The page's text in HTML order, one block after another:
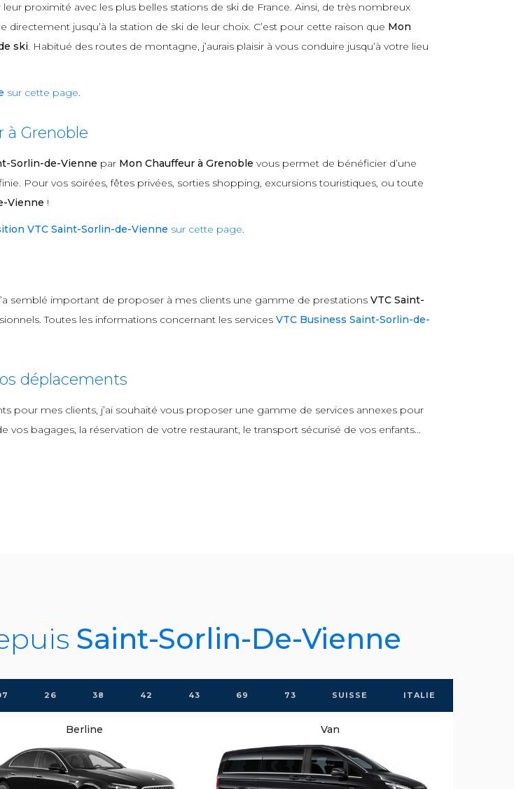
proximité avec les plus belles stations de ski de France. Ainsi, de très nombreux
jusqu’à la station de ski de leur choix. C’est pour cette raison que Mon
ski. Habitué des routes de montagne, j’aurais plaisir à vous conduire jusqu’à votre lieu
sur cette page.
à Grenoble
Sorlin-de-Vienne par Mon Chauffeur à Grenoble vous permet de bénéficier d’une
Pour vos soirées, fêtes privées, sorties shopping, excursions touristiques, ou toute
Vienne !
VTC Saint-Sorlin-de-Vienne sur cette page.
semblé important de proposer à mes clients une gamme de prestations VTC Saint-
Toutes les informations concernant les services VTC Business Saint-Sorlin-de-
déplacements
mes clients, j’ai souhaité vous proposer une gamme de services annexes pour
bagages, la réservation de votre restaurant, le transport sécurisé de vos enfants...
Saint-Sorlin-De-Vienne
26 38 42 43 69 73 SUISSE ITALIE
Berline Van